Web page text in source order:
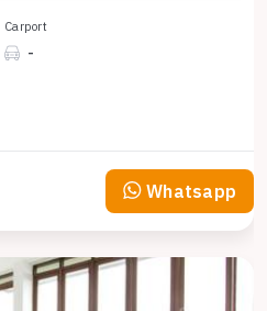
Carport
-
Whatsapp